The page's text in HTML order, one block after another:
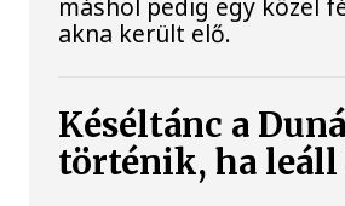
akna került elő.
Késéltánc a
történik, ha leáll